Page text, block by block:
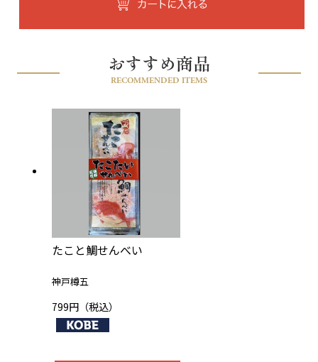
おすすめ商品
RECOMMENDED ITEMS
たこと鯛せんべい
神戸樽五
799円（税込）